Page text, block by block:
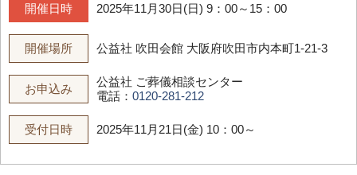
開催日時 2025年11月30日(日) 9：00～15：00
開催場所 公益社 吹田会館 大阪府吹田市内本町1-21-3
お申込み
公益社 ご葬儀相談センター
電話： 0120-281-212
受付日時 2025年11月21日(金) 10：00～